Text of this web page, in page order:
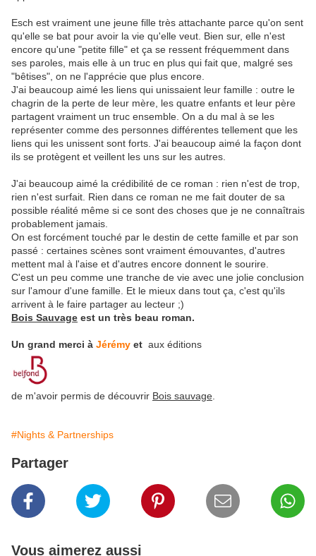
Esch est vraiment une jeune fille très attachante parce qu'on sent
qu'elle se bat pour avoir la vie qu'elle veut. Bien sur, elle n'est
encore qu'une "petite fille" et ça se ressent fréquemment dans
ses paroles, mais elle à un truc en plus qui fait que, malgré ses
"bêtises", on ne l'apprécie que plus encore.
J'ai beaucoup aimé les liens qui unissaient leur famille : outre le
chagrin de la perte de leur mère, les quatre enfants et leur père
partagent vraiment un truc ensemble. On a du mal à se les
représenter comme des personnes différentes tellement que les
liens qui les unissent sont forts. J'ai beaucoup aimé la façon dont
ils se protègent et veillent les uns sur les autres.
J'ai beaucoup aimé la crédibilité de ce roman : rien n'est de trop,
rien n'est surfait. Rien dans ce roman ne me fait douter de sa
possible réalité même si ce sont des choses que je ne connaîtrais
probablement jamais.
On est forcément touché par le destin de cette famille et par son
passé : certaines scènes sont vraiment émouvantes, d'autres
mettent mal à l'aise et d'autres encore donnent le sourire.
C'est un peu comme une tranche de vie avec une jolie conclusion
sur l'amour d'une famille. Et le mieux dans tout ça, c'est qu'ils
arrivent à le faire partager au lecteur ;)
Bois Sauvage est un très beau roman.
Un grand merci à Jérémy et aux éditions
de m'avoir permis de découvrir Bois sauvage
#Nights & Partnerships
Partager
Vous aimerez aussi